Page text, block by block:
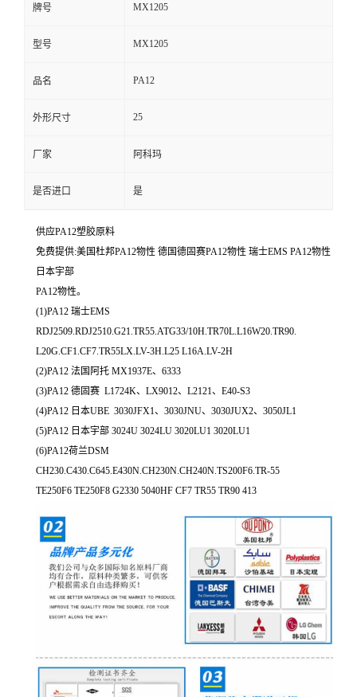
牌号 MX1205
型号 MX1205
品名 PA12
外形尺寸 25
厂家 阿科玛
是否进口 是
供应PA12塑胶原料
免费提供:美国杜邦PA12物性 德国德固赛PA12物性 瑞士EMS PA12物性
日本宇部
PA12物性。
(1)PA12 瑞士EMS
RDJ2509.RDJ2510.G21.TR55.ATG33/10H.TR70L.L16W20.TR90.
L20G.CF1.CF7.TR55LX.LV-3H.L25 L16A.LV-2H
(2)PA12 法国阿托 MX1937E、6333
(3)PA12 德固赛 L1724K、LX9012、L2121、E40-S3
(4)PA12 日本UBE 3030JFX1、3030JNU、3030JUX2、3050JL1
(5)PA12 日本宇部 3024U 3024LU 3020LU1 3020LU1
(6)PA12荷兰DSM
CH230.C430.C645.E430N.CH230N.CH240N.TS200F6.TR-55
TE250F6 TE250F8 G2330 5040HF CF7 TR55 TR90 413